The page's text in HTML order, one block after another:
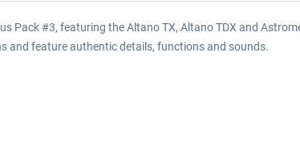
Pack #3, featuring the Altano TX, Altano TDX and
and feature authentic details, functions and sounds.